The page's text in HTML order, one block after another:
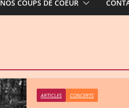
NOS COUPS DE COEUR
ARTICLES CONCERTS